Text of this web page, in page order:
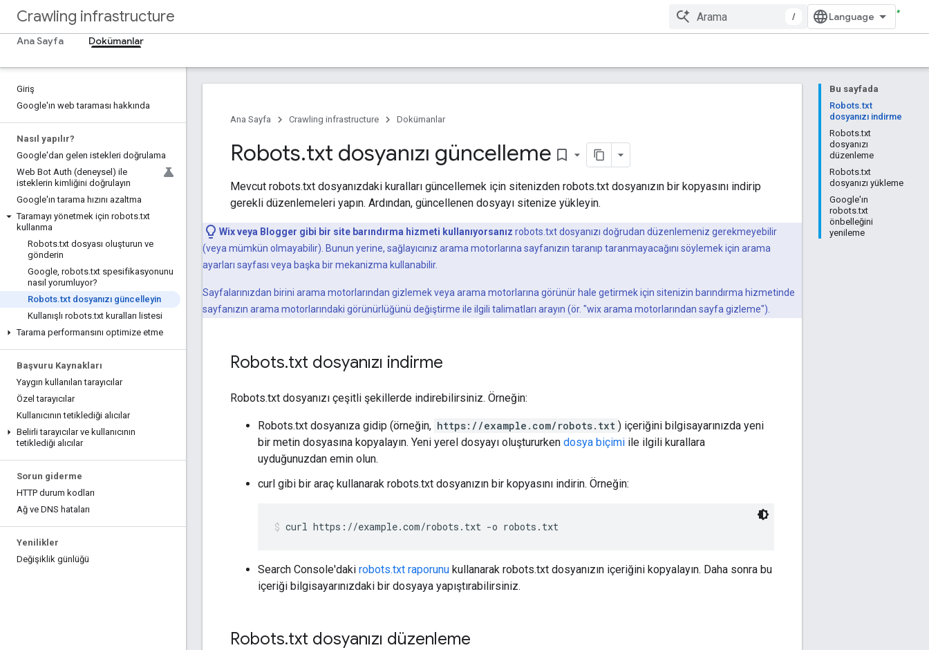
Crawling infrastructure
/
Ana Sayfa
Dokümanlar
Giriş
Google'ın web taraması hakkında
Nasıl yapılır?
Google'dan gelen istekleri doğrulama
Web Bot Auth (deneysel) ile
isteklerin kimliğini doğrulayın
Google'ın tarama hızını azaltma
Taramayı yönetmek için robots.txt
kullanma
Robots.txt dosyası oluşturun ve
gönderin
Google, robots.txt spesifikasyonunu
nasıl yorumluyor?
Robots.txt dosyanızı güncelleyin
Kullanışlı robots.txt kuralları listesi
Tarama performansını optimize etme
Başvuru Kaynakları
Yaygın kullanılan tarayıcılar
Özel tarayıcılar
Kullanıcının tetiklediği alıcılar
Belirli tarayıcılar ve kullanıcının
tetiklediği alıcılar
Sorun giderme
HTTP durum kodları
Ağ ve DNS hataları
Yenilikler
Değişiklik günlüğü
Bu sayfada
Robots.txt
dosyanızı indirme
Robots.txt
dosyanızı
düzenleme
Robots.txt
dosyanızı yükleme
Google'ın
robots.txt
önbelleğini
yenileme
Ana Sayfa Crawling infrastructure Dokümanlar
Robots.txt dosyanızı güncelleme bookmark_border
Mevcut robots.txt dosyanızdaki kuralları güncellemek için sitenizden robots.txt dosyanızın bir kopyasını indirip
gerekli düzenlemeleri yapın. Ardından, güncellenen dosyayı sitenize yükleyin.
Wix veya Blogger gibi bir site barındırma hizmeti kullanıyorsanız robots.txt dosyanızı doğrudan düzenlemeniz gerekmeyebilir
(veya mümkün olmayabilir). Bunun yerine, sağlayıcınız arama motorlarına sayfanızın taranıp taranmayacağını söylemek için arama
ayarları sayfası veya başka bir mekanizma kullanabilir.
Sayfalarınızdan birini arama motorlarından gizlemek veya arama motorlarına görünür hale getirmek için sitenizin barındırma hizmetinde
sayfanızın arama motorlarındaki görünürlüğünü değiştirme ile ilgili talimatları arayın (ör. "wix arama motorlarından sayfa gizleme").
Robots.txt dosyanızı indirme
Robots.txt dosyanızı çeşitli şekillerde indirebilirsiniz. Örneğin:
Robots.txt dosyanıza gidip (örneğin, https://example.com/robots.txt ) içeriğini bilgisayarınızda yeni
bir metin dosyasına kopyalayın. Yeni yerel dosyayı oluştururken dosya biçimi ile ilgili kurallara
uyduğunuzdan emin olun.
curl gibi bir araç kullanarak robots.txt dosyanızın bir kopyasını indirin. Örneğin:
curl https://example.com/robots.txt -o robots.txt
Search Console'daki robots.txt raporunu kullanarak robots.txt dosyanızın içeriğini kopyalayın. Daha sonra bu
içeriği bilgisayarınızdaki bir dosyaya yapıştırabilirsiniz.
Robots.txt dosyanızı düzenleme